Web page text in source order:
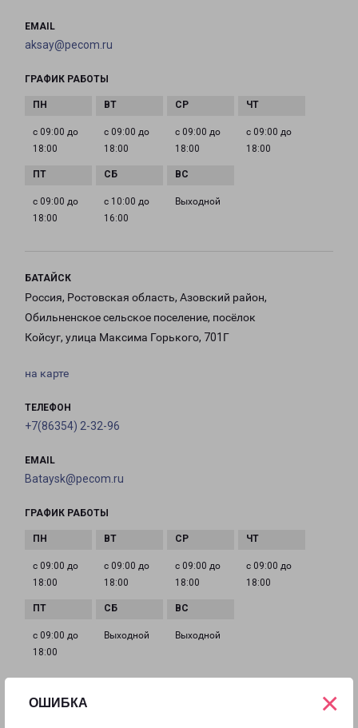
ОШИБКА ×
EMAIL
aksay@pecom.ru
ГРАФИК РАБОТЫ
с 09:00 до
18:00
с 09:00 до
18:00
с 09:00 до
18:00
с 09:00 до
18:00
с 09:00 до
18:00
с 10:00 до
16:00
Выходной
БАТАЙСК
Россия, Ростовская область, Азовский район,
Обильненское сельское поселение, посёлок
Койсуг, улица Максима Горького, 701Г
на карте
ТЕЛЕФОН
+7(86354) 2-32-96
EMAIL
Bataysk@pecom.ru
ГРАФИК РАБОТЫ
с 09:00 до
18:00
с 09:00 до
18:00
с 09:00 до
18:00
с 09:00 до
18:00
с 09:00 до
18:00
Выходной Выходной